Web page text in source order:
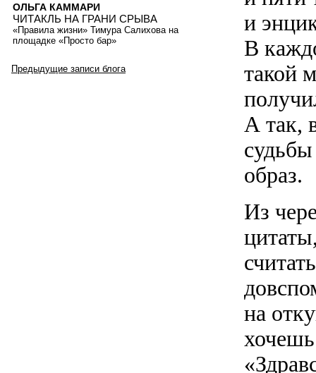
и
В
такой
А так,
образ.
Из
на
ОЛЬГА КАММАРИ
ЧИТАКЛЬ НА ГРАНИ СРЫВА
«Правила жизни» Тимура Салихова на
площадке «Просто бар»
Предыдущие записи блога